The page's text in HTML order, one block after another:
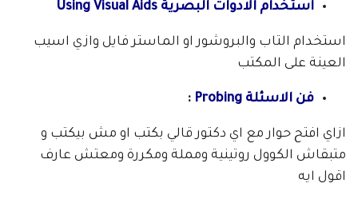
استخدام الادوات البصرية Using Visual Aids
استخدام التاب والبروشور او الماستر فايل وازي اسيب
العينة على المكتب
فن الاسئلة Probing
:
ازاي افتح حوار مع اي دكتور قالي بكتب او مش بيكتب و
متبقاش الكوول روتينية ومملة ومكررة ومعتش عارف
اقول ايه